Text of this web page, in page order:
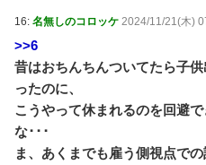
16: 名無しのコロッケ 2024/11/21(木)
>>6
昔はおちんちんついてたら子
ったのに、
こうやって休まれるのを回避
な･･･
ま、あくまでも雇う側視点での